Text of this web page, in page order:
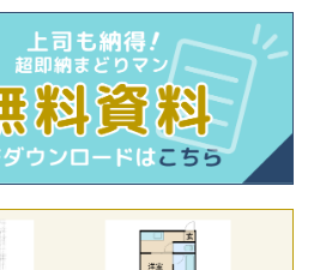
日（月）までお休みをいただき
つきましては、5月7日（火）
・ご連絡等につきましては、1
いたします。